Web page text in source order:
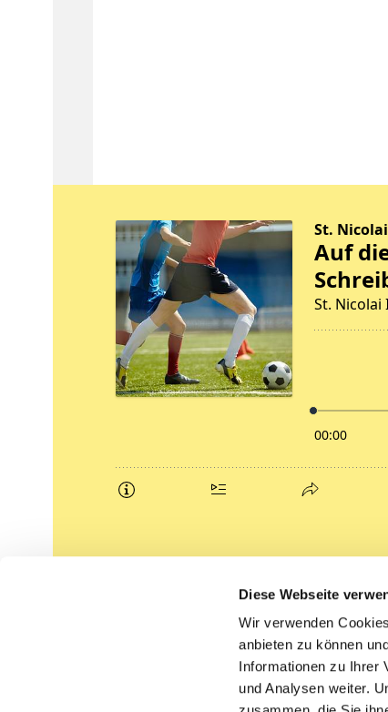
Diese Webseite
Wir verwenden
anbieten zu können
Informationen zu Ihrer
und Analysen weiter.